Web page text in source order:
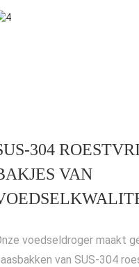
304
VAN
voedseldroger maakt
van SUS-304